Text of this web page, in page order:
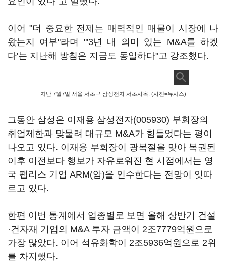
이어 "더 중요한 전제는 매력적인 매물이 시장에 나
왔는지 여부"라며 "'3년 내 의미 있는 M&A를 하겠
다'는 지난해 방침은 지금도 동일하다"고 강조했다.
지난 7월7일 서울 서초구 삼성전자 서초사옥. (사진=뉴시스)
그동안 삼성은 이재용 삼성전자(005930) 부회장의
취업제한과 맞물려 대규모 M&A가 힘들었다는 평이
나오고 있다. 이재용 부회장이 광복절을 맞아 복권된
이후 이전보다 행보가 자유로워진 현 시점에서는 영
국 팹리스 기업 ARM(암)을 인수한다는 전망이 잇따
르고 있다.
한편 이번 통계에서 업종별로 보면 올해 상반기 건설
·건자재 기업의 M&A 투자 금액이 2조7779억원으로
가장 많았다. 이어 석유화학이 2조5936억원으로 2위
를 차지했다.